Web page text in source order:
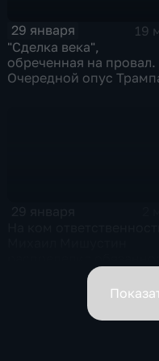
29 января
19
"Сделка века",
обреченная на провал.
Очередной опус
вице-премьеров